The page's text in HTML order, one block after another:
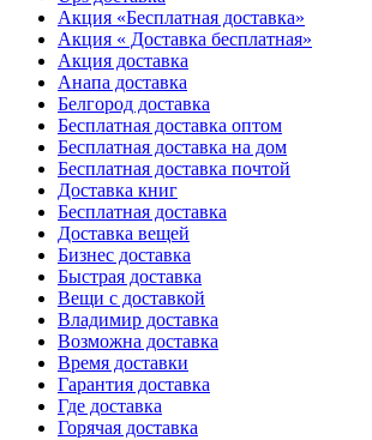
Акция «Бесплатная доставка»
Акция « Доставка бесплатная»
Акция доставка
Анапа доставка
Белгород доставка
Бесплатная доставка оптом
Бесплатная доставка на дом
Бесплатная доставка почтой
Доставка книг
Бесплатная доставка
Доставка вещей
Бизнес доставка
Быстрая доставка
Вещи с доставкой
Владимир доставка
Возможна доставка
Время доставки
Гарантия доставка
Где доставка
Горячая доставка